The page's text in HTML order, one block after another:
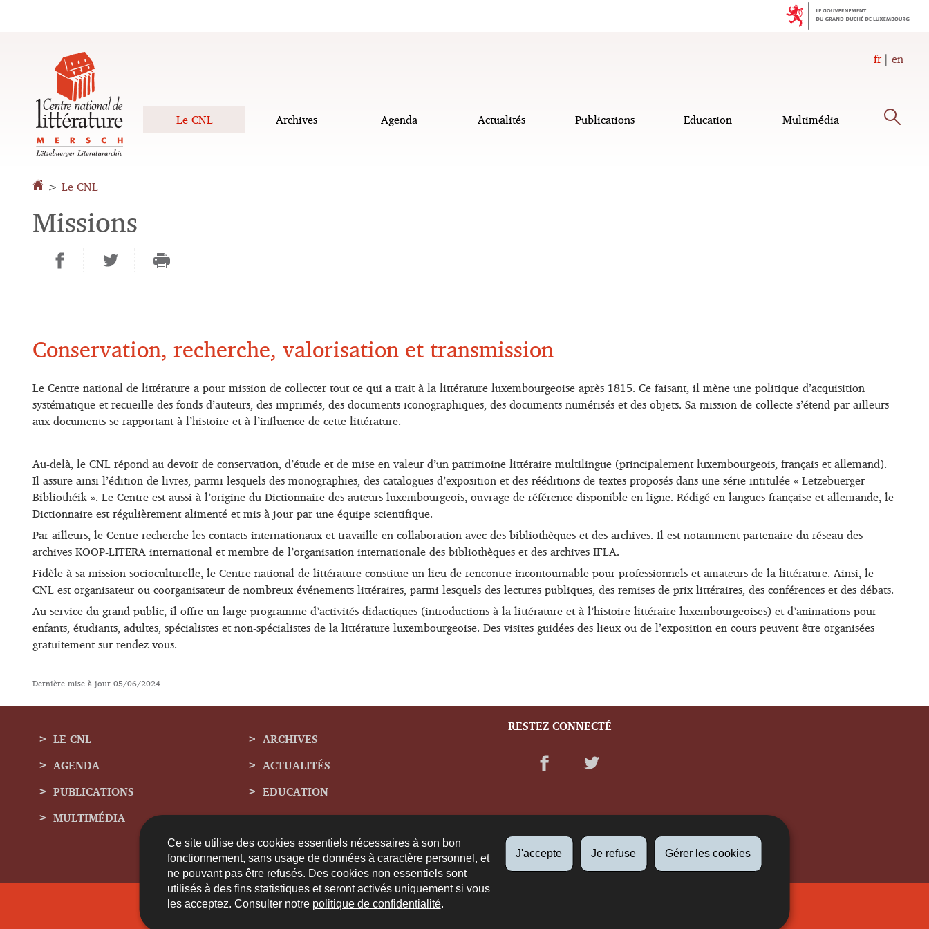
Ce site utilise des cookies essentiels nécessaires à son bon
fonctionnement, sans usage de données à caractère personnel, et
ne pouvant pas être refusés. Des cookies non essentiels sont
utilisés à des fins statistiques et seront activés uniquement si vous
les acceptez. Consulter notre politique de confidentialité.
J'accepte Je refuse Gérer les cookies
de
fr en
Le CNL Archives Agenda Actualités Publications Education Multimédia
> Le CNL
Missions
Conservation, recherche, valorisation et transmission
Le Centre national de littérature a pour mission de collecter tout ce qui a trait à la littérature luxembourgeoise après 1815. Ce faisant, il mène une politique d’acquisition
systématique et recueille des fonds d’auteurs, des imprimés, des documents iconographiques, des documents numérisés et des objets. Sa mission de collecte s’étend par ailleurs
aux documents se rapportant à l’histoire et à l’influence de cette littérature.
Au-delà, le CNL répond au devoir de conservation, d’étude et de mise en valeur d’un patrimoine littéraire multilingue (principalement luxembourgeois, français et allemand).
Il assure ainsi l’édition de livres, parmi lesquels des monographies, des catalogues d’exposition et des rééditions de textes proposés dans une série intitulée « Lëtzebuerger
Bibliothéik ». Le Centre est aussi à l’origine du Dictionnaire des auteurs luxembourgeois, ouvrage de référence disponible en ligne. Rédigé en langues française et allemande, le
Dictionnaire est régulièrement alimenté et mis à jour par une équipe scientifique.
Par ailleurs, le Centre recherche les contacts internationaux et travaille en collaboration avec des bibliothèques et des archives. Il est notamment partenaire du réseau des
archives KOOP-LITERA international et membre de l’organisation internationale des bibliothèques et des archives IFLA.
Fidèle à sa mission socioculturelle, le Centre national de littérature constitue un lieu de rencontre incontournable pour professionnels et amateurs de la littérature. Ainsi, le
CNL est organisateur ou coorganisateur de nombreux événements littéraires, parmi lesquels des lectures publiques, des remises de prix littéraires, des conférences et des débats.
Au service du grand public, il offre un large programme d’activités didactiques (introductions à la littérature et à l’histoire littéraire luxembourgeoises) et d’animations pour
enfants, étudiants, adultes, spécialistes et non-spécialistes de la littérature luxembourgeoise. Des visites guidées des lieux ou de l’exposition en cours peuvent être organisées
gratuitement sur rendez-vous.
Dernière mise à jour05/06/2024
Menu
de
LE CNL
ARCHIVES
AGENDA
ACTUALITÉS
PUBLICATIONS
EDUCATION
MULTIMÉDIA
RESTEZ CONNECTÉ
Contact A propos du site Plan du site